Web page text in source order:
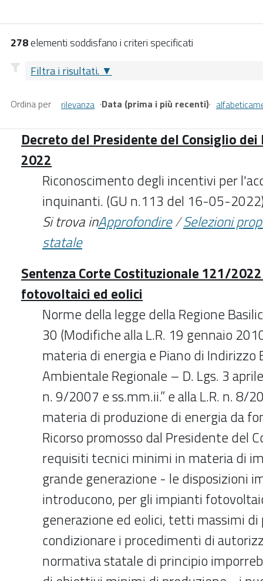
278elementi soddisfano i criteri specificati
Filtra i risultati.
Ordina per rilevanza ·Data (prima i più recenti)·
Decreto del Presidente del Consiglio
2022
Riconoscimento degli incentivi per
inquinanti. (GU n.113 del 16-05-
Si trova inApprofondire/Selezioni
statale
Sentenza Corte Costituzionale 121/
fotovoltaici ed eolici
Norme della legge della Regione
30 (Modifiche alla L.R. 19 gennaio
materia di energia e Piano di Indirizzo
Ambientale Regionale – D. Lgs. 3
n. 9/2007 e ss.mm.ii.” e alla L.R. n. 8/
materia di produzione di energia da
Ricorso promosso dal Presidente del
requisiti tecnici minimi in materia di
grande generazione - le disposizioni
introducono, per gli impianti
generazione ed eolici, tetti massimi
condizionare i procedimenti di
normativa statale di principio